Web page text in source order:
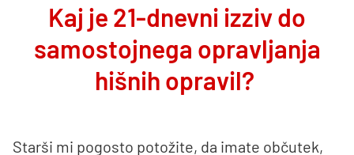
Kaj je 21-dnevni izziv do
samostojnega opravljanja
hišnih opravil?
Starši mi pogosto potožite, da imate občutek,